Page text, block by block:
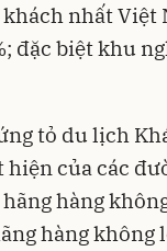
nhất Việt
đặc biệt khu
tỏ du lịch
của các
hàng
hàng không